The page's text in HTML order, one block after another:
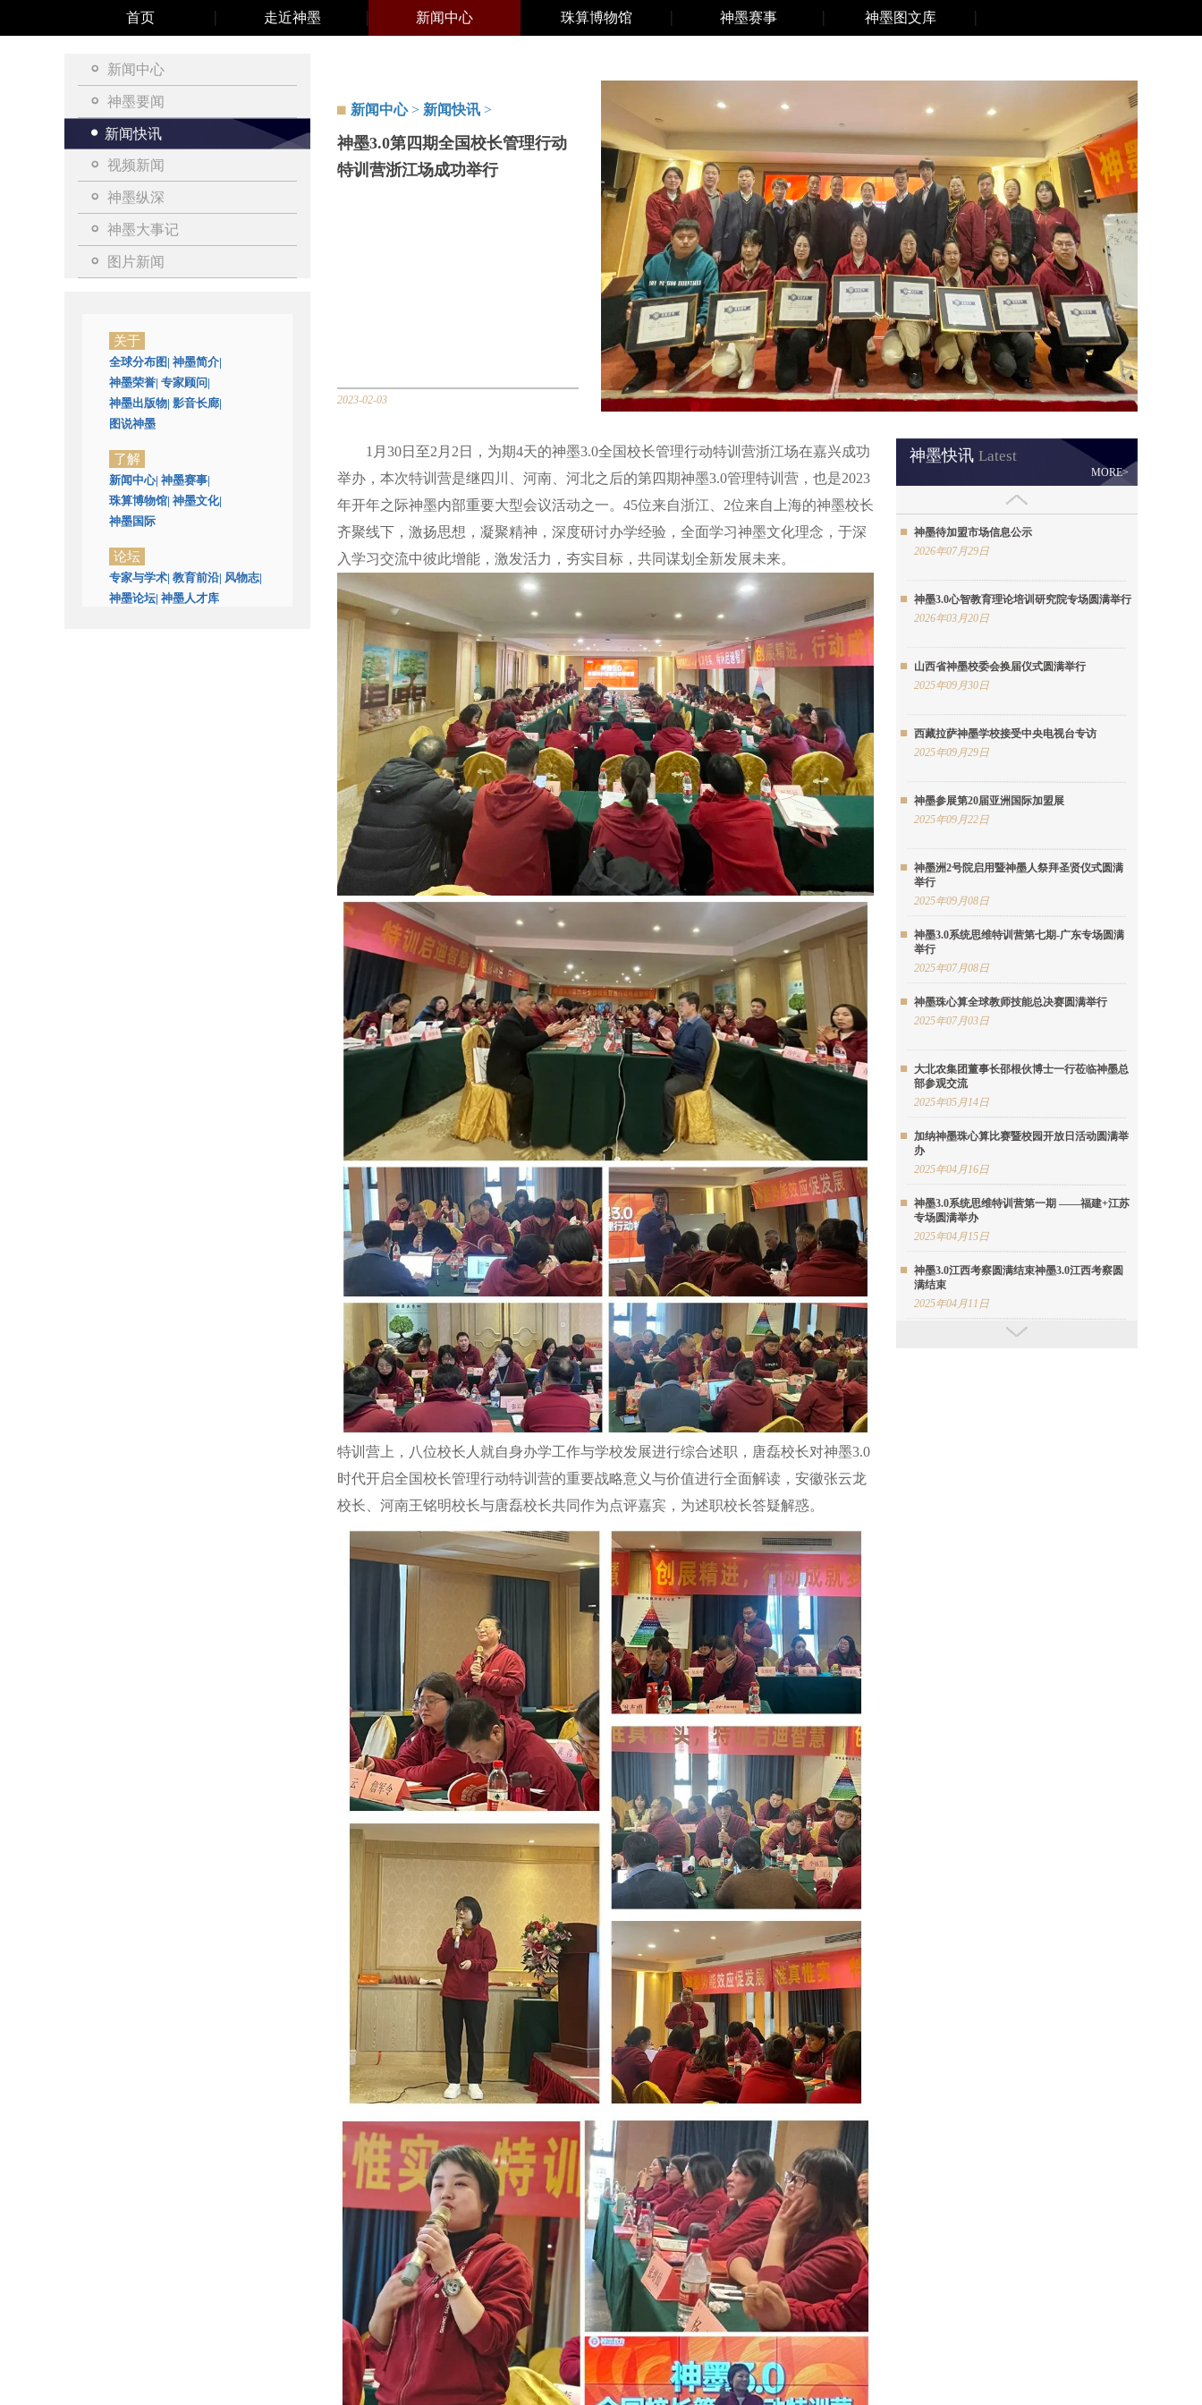
首页 走近神墨 新闻中心 珠算博物馆 神墨赛事 神墨图文库
新闻中心
神墨要闻
新闻快讯
视频新闻
神墨纵深
神墨大事记
图片新闻
关于
全球分布图 | 神墨简介|
神墨荣誉| 专家顾问 |
神墨出版物| 影音长廊|
图说神墨
了解
新闻中心| 神墨赛事|
珠算博物馆| 神墨文化|
神墨国际
论坛
专家与学术| 教育前沿| 风物志|
神墨论坛| 神墨人才库
新闻中心> 新闻快讯 >
神墨3.0第四期全国校长管理行动
特训营浙江场成功举行
2023-02-03
1月30日至2月2日，为期4天的神墨3.0全国校长管理行动特训营浙江场在嘉兴成功
举办，本次特训营是继四川、河南、河北之后的第四期神墨3.0管理特训营，也是2023
年开年之际神墨内部重要大型会议活动之一。45位来自浙江、2位来自上海的神墨校长
齐聚线下，激扬思想，凝聚精神，深度研讨办学经验，全面学习神墨文化理念，于深
入学习交流中彼此增能，激发活力，夯实目标，共同谋划全新发展未来。
特训营上，八位校长人就自身办学工作与学校发展进行综合述职，唐磊校长对神墨3.0
时代开启全国校长管理行动特训营的重要战略意义与价值进行全面解读，安徽张云龙
校长、河南王铭明校长与唐磊校长共同作为点评嘉宾，为述职校长答疑解惑。
神墨快讯 Latest
MORE>
神墨待加盟市场信息公示
2026年07月29日
神墨3.0心智教育理论培训研究院专场圆满举行
2026年03月20日
山西省神墨校委会换届仪式圆满举行
2025年09月30日
西藏拉萨神墨学校接受中央电视台专访
2025年09月29日
神墨参展第20届亚洲国际加盟展
2025年09月22日
神墨洲2号院启用暨神墨人祭拜圣贤仪式圆满
举行
2025年09月08日
神墨3.0系统思维特训营第七期-广东专场圆满
举行
2025年07月08日
神墨珠心算全球教师技能总决赛圆满举行
2025年07月03日
大北农集团董事长邵根伙博士一行莅临神墨总
部参观交流
2025年05月14日
加纳神墨珠心算比赛暨校园开放日活动圆满举
办
2025年04月16日
神墨3.0系统思维特训营第一期 ——福建+江苏
专场圆满举办
2025年04月15日
神墨3.0江西考察圆满结束神墨3.0江西考察圆
满结束
2025年04月11日
神墨星星河志愿者持续为特殊群体开展珠心算